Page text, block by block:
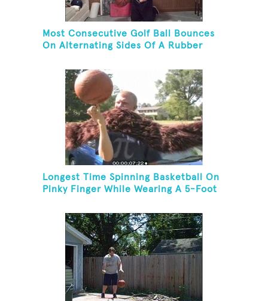
Most Consecutive Golf Ball Bounces
On Alternating Sides Of A Rubber
On Knees
Longest Time Spinning Basketball On
Pinky Finger While Wearing A 5-Foot